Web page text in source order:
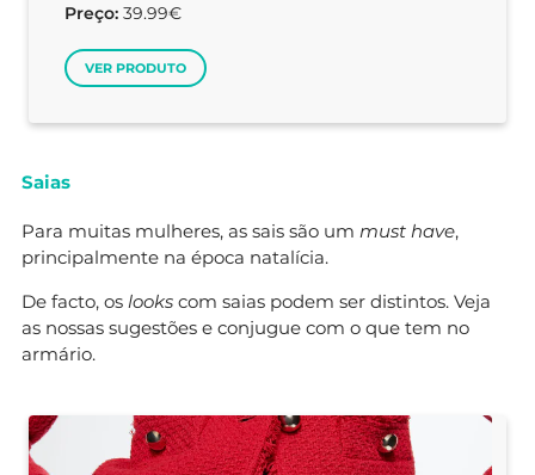
Preço: 39.99€
VER PRODUTO
Saias
Para muitas mulheres, as sais são um must have,
principalmente na época natalícia.
De facto, os looks com saias podem ser distintos. Veja
as nossas sugestões e conjugue com o que tem no
armário.